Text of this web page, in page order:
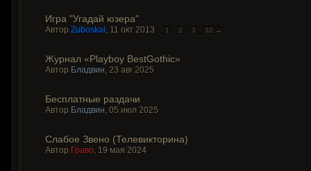
Игра "Угадай юзера"
Автор Zuboskal , 11 окт 2013 1 2 3 32 →
Журнал «Playboy BestGothic»
Автор Бладвин, 23 авг 2025
Бесплатные раздачи
Автор Бладвин, 05 июл 2025
Слабое Звено (Телевикторина)
Автор Граво, 19 мая 2024